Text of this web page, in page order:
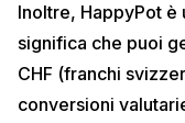
Inoltre, HappyPot è
significa che puoi
CHF (franchi
conversioni